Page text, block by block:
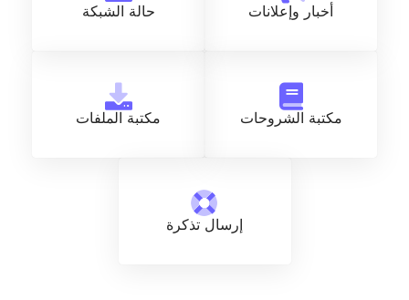
أخبار وإعلانات حالة الشبكة
مكتبة الشروحات مكتبة الملفات
إرسال تذكرة